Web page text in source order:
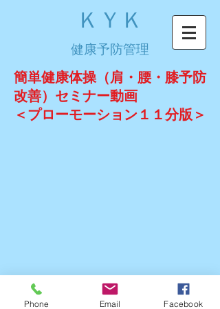
ＫＹＫ
健康予防管理
簡単健康体操（肩・腰・膝予防
改善）セミナー動画
​＜プローモーション１１分版＞
Phone Email Facebook